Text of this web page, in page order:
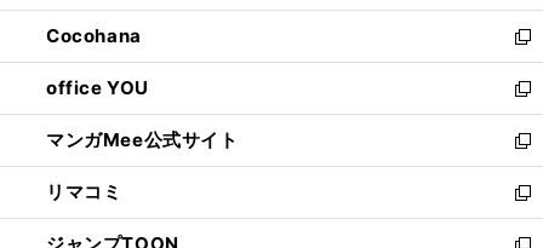
開
く
ウ
で
開
く
ン
ド
ウ
で
開
く
し
い
ウ
ィ
ン
ド
ウ
で
開
く
Cocohana
新
し
い
ウ
ィ
ン
ド
ウ
office YOU
新
し
い
ウ
ィ
ン
マンガMee公式サイト
新
し
い
ウ
リマコミ
新
し